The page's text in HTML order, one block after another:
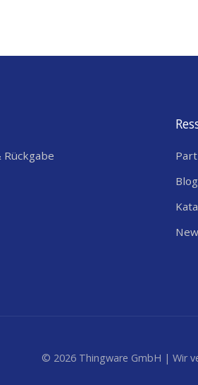
Ja
Rückgabe
Blog
© 2026 Thingware GmbH | Wir